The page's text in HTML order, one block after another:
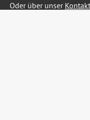
Oder über unser